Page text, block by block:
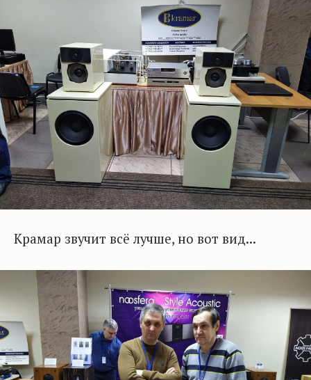
Крамар звучит всё лучше, но вот вид...